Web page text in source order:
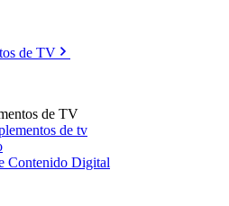
de TV
de TV
de tv
Contenido Digital